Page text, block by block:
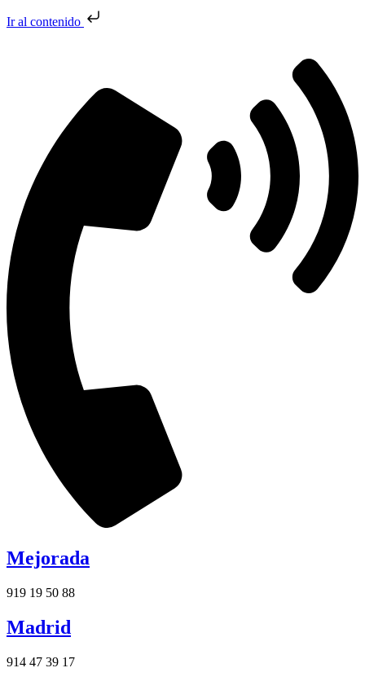
Ir al contenido
Mejorada
919 19 50 88
Madrid
914 47 39 17